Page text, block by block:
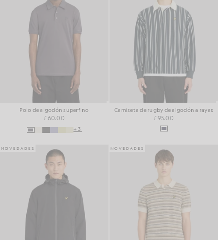
Polo de algodón superfino
£60.00
+3
Camiseta de rugby de algodón a rayas
£95.00
NOVEDADES NOVEDADES